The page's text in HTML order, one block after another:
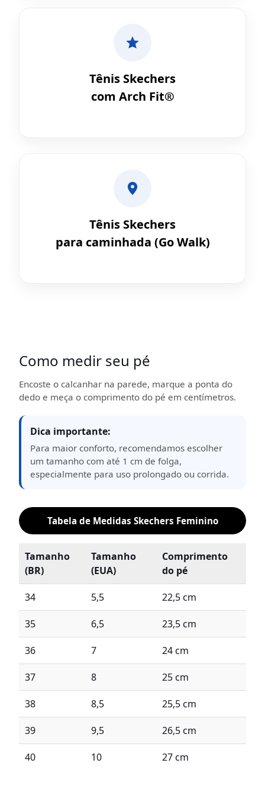
Tênis Skechers
com Arch Fit®
Tênis Skechers
para caminhada (Go Walk)
Como medir seu pé
Encoste o calcanhar na parede, marque a ponta do
dedo e meça o comprimento do pé em centímetros.
Dica importante:
Para maior conforto, recomendamos escolher
um tamanho com até 1 cm de folga,
especialmente para uso prolongado ou corrida.
Tabela de Medidas Skechers Feminino
Tamanho
(BR)
Tamanho
(EUA)
Comprimento
do pé
34 5,5 22,5 cm
35 6,5 23,5 cm
36 7 24 cm
37 8 25 cm
38 8,5 25,5 cm
39 9,5 26,5 cm
40 10 27 cm